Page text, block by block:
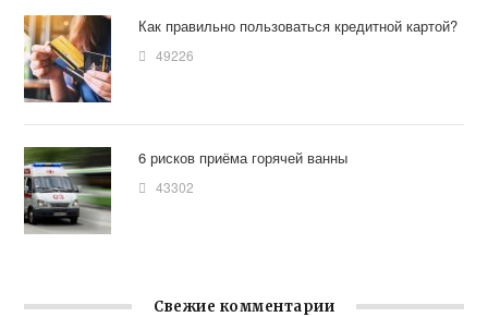
Как правильно пользоваться кредитной картой?
49226
6 рисков приёма горячей ванны
43302
Свежие комментарии